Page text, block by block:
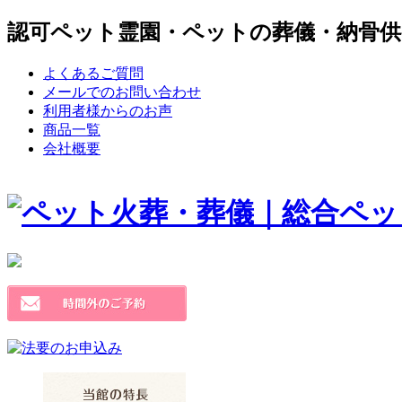
認可ペット霊園・ペットの葬儀・納骨
よくあるご質問
メールでのお問い合わせ
利用者様からのお声
商品一覧
会社概要